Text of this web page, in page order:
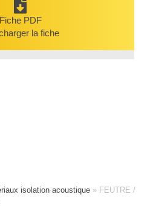
Fiche PDF
la fiche
isolation acoustique » FEUTRE /